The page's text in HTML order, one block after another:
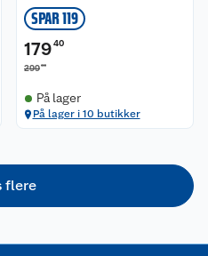
SPAR 119
17940
29900
På lager
På lager i 10 butikker
flere